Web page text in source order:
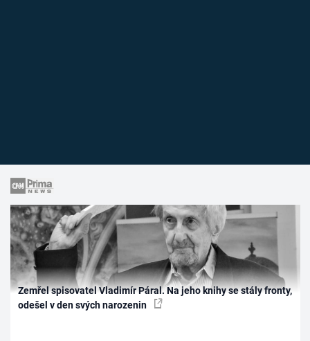
Zemřel spisovatel Vladimír Páral. Na jeho knihy se stály fronty,
odešel v den svých narozenin